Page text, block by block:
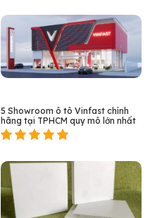
5 Showroom ô tô Vinfast chính
hãng tại TPHCM quy mô lớn nhất